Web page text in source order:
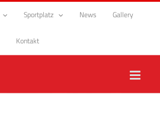
Sportplatz News Gallery
Kontakt